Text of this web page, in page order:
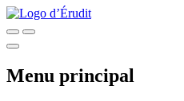
Menu principal